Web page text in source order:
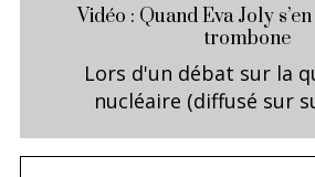
Vidéo : Quand Eva Joly
trombone
Lors d'un débat sur la
nucléaire (diffusé sur